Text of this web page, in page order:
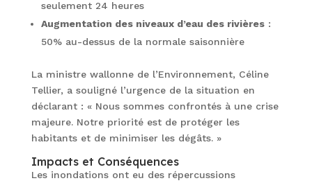
seulement 24 heures
Augmentation des niveaux d’eau des rivières:
50% au-dessus de la normale saisonnière
La ministre wallonne de l’Environnement, Céline
Tellier, a souligné l’urgence de la situation en
déclarant : « Nous sommes confrontés à une crise
majeure. Notre priorité est de protéger les
habitants et de minimiser les dégâts. »
Impacts et Conséquences
Les inondations ont eu des répercussions